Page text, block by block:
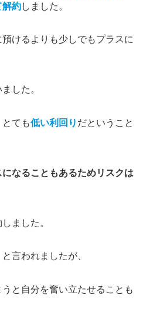
解約しました。
けるよりも少しでもプラスに
した。
ても低い利回り だということ
なることもあるためリスクは
ました。
言われましたが、
と自分を奮い立たせることも